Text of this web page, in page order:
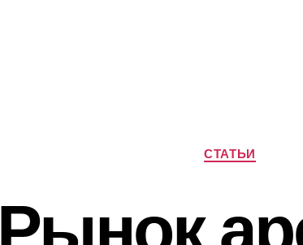
Рубрики
СТАТЬИ
Рынок